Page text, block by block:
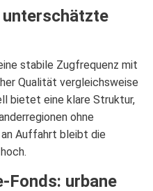
unterschätzte
stabile Zugfrequenz mit
Qualität vergleichsweise
bietet eine klare Struktur,
ohne
Auffahrt bleibt die
Fonds: urbane